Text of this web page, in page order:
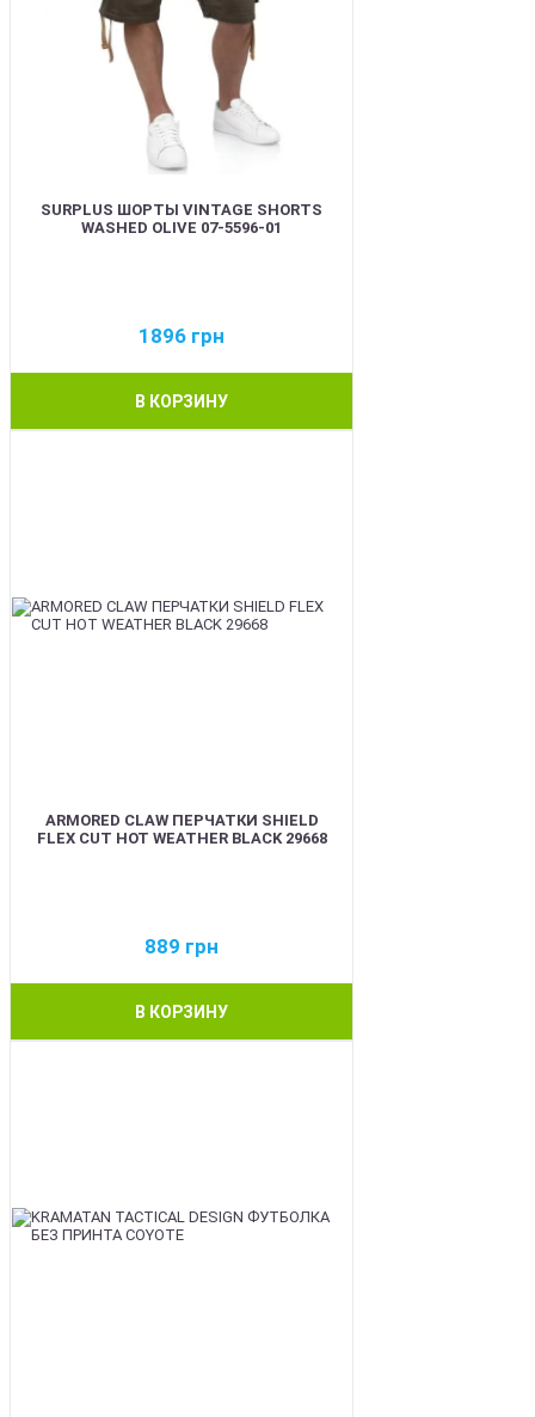
SURPLUS ШОРТЫ VINTAGE SHORTS
WASHED OLIVE 07-5596-01
1896 грн
В КОРЗИНУ
ARMORED CLAW ПЕРЧАТКИ SHIELD
FLEX CUT HOT WEATHER BLACK 29668
889 грн
В КОРЗИНУ